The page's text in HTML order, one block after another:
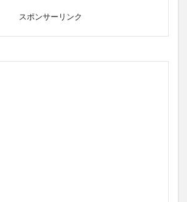
スポンサーリンク